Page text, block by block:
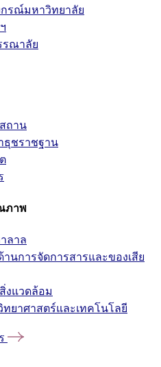
รณ์มหาวิทยาลัย
รณาลัย
ถาน
ชราชฐาน
ภาพ
ลาล
นการจัดการสารและของเสีย
งแวดล้อม
ทยาศาสตร์และเทคโนโลยี